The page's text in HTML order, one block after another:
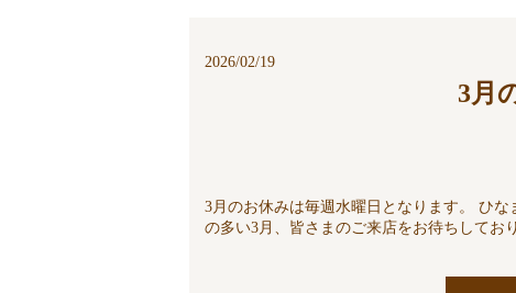
2026/02/19
3月
3月のお休みは毎週水曜日となります。 ひ
の多い3月、皆さまのご来店をお待ちしてお